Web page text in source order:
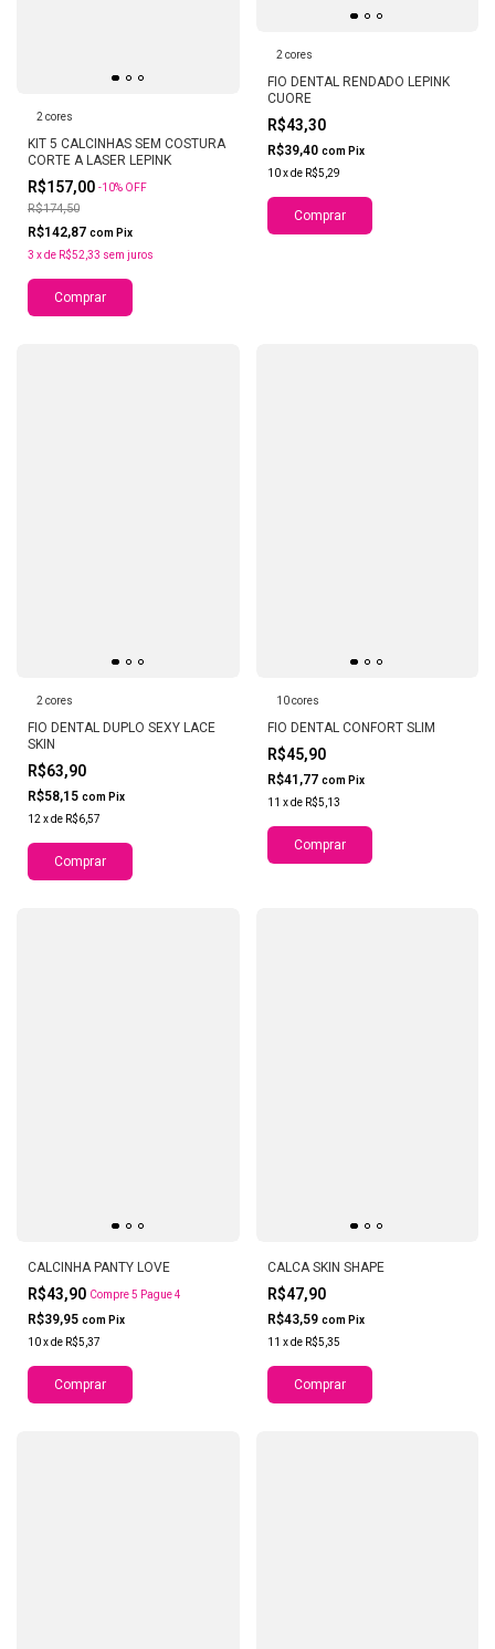
2 cores
KIT 5 CALCINHAS SEM COSTURA
CORTE A LASER LEPINK
R$157,00 -10% OFF
R$174,50
R$142,87 com Pix
3 xde R$52,33 sem juros
Comprar
2 cores
FIO DENTAL RENDADO LEPINK
CUORE
R$43,30
R$39,40 com Pix
10 xde R$5,29
Comprar
2 cores
FIO DENTAL DUPLO SEXY LACE
SKIN
R$63,90
R$58,15 com Pix
12 xde R$6,57
Comprar
10 cores
FIO DENTAL CONFORT SLIM
R$45,90
R$41,77 com Pix
11 xde R$5,13
Comprar
CALCINHA PANTY LOVE
R$43,90 Compre 5 Pague 4
R$39,95 com Pix
10xde R$5,37
Comprar
CALCA SKIN SHAPE
R$47,90
R$43,59 com Pix
11 xde R$5,35
Comprar